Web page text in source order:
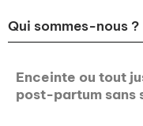
Qui sommes-nous ?
Enceinte ou tout
post-partum sans